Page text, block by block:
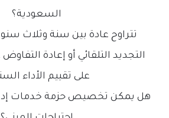
السعودية؟
تتراوح عادة بين سنة وثلاث
التجديد التلقائي أو إعادة
على تقييم الأداء
هل يمكن تخصيص حزمة خدمات